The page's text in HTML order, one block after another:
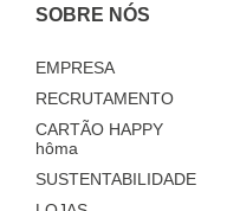
SOBRE NÓS
EMPRESA
RECRUTAMENTO
CARTÃO HAPPY
hôma
SUSTENTABILIDADE